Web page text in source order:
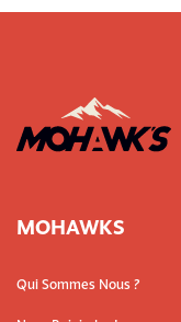
MOHAWKS
Qui Sommes Nous ?